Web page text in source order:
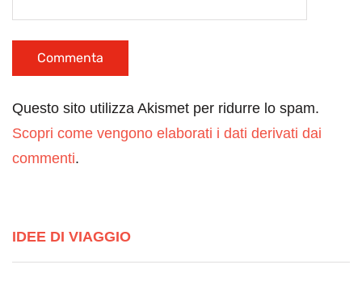
Questo sito utilizza Akismet per ridurre lo spam.
Scopri come vengono elaborati i dati derivati dai
commenti.
IDEE DI VIAGGIO